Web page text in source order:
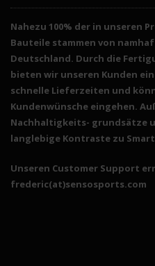
Nahezu 100% der in unseren
Bauteile stammen von
Deutschland. Durch die
bieten wir unseren Kunden
schnelle Lieferzeiten und
Kundenwünsche eingehen.
Nachhaltigkeits- grundsätze
langlebige Kontraste zu
Unseren Customer Support
frederic(at)sensosports.com